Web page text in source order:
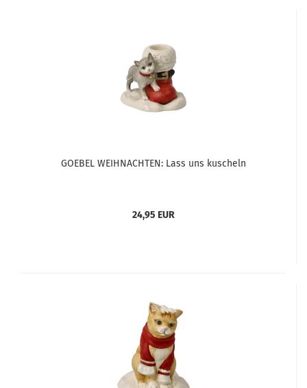
GOEBEL WEIHNACHTEN: Lass uns kuscheln
24,95 EUR